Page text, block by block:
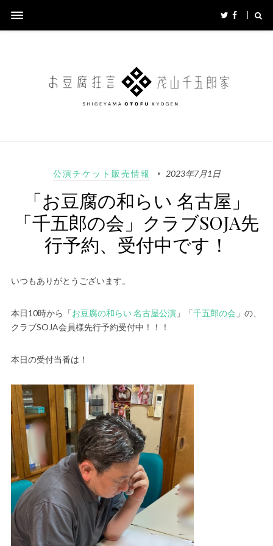
公演チケット販売情報 2023年7月1日
「お豆腐の和らい 名古屋」
「千五郎の会」クラブSOJA先
行予約、受付中です！
いつもありがとうございます。
本日10時から「お豆腐の和らい 名古屋公演」「千五郎の会 」の、
クラブSOJA会員様先行予約受付中！！！
本日の受付当番は！